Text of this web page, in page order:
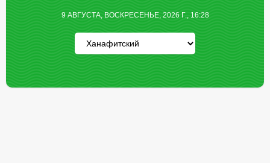
9 АВГУСТА, ВОСКРЕСЕНЬЕ, 2026 Г., 16:28